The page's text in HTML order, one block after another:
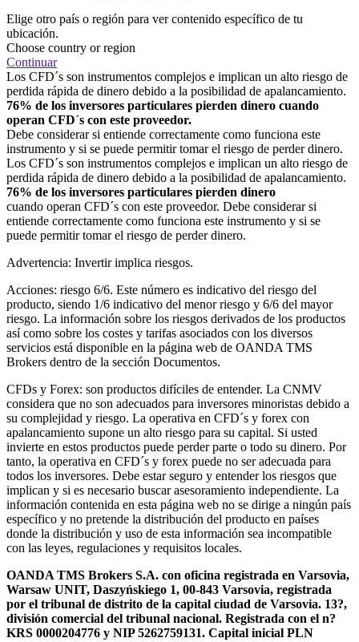
Elige otro país o región para ver contenido específico de tu
ubicación.
Choose country or region
Continuar
Los CFD´s son instrumentos complejos e implican un alto riesgo de
perdida rápida de dinero debido a la posibilidad de apalancamiento.
76% de los inversores particulares pierden dinero cuando
operan CFD´s con este proveedor.
Debe considerar si entiende correctamente como funciona este
instrumento y si se puede permitir tomar el riesgo de perder dinero.
Los CFD´s son instrumentos complejos e implican un alto riesgo de
perdida rápida de dinero debido a la posibilidad de apalancamiento.
76% de los inversores particulares pierden dinero
cuando operan CFD´s con este proveedor. Debe considerar si
entiende correctamente como funciona este instrumento y si se
puede permitir tomar el riesgo de perder dinero.
Advertencia: Invertir implica riesgos.
Acciones: riesgo 6/6. Este número es indicativo del riesgo del
producto, siendo 1/6 indicativo del menor riesgo y 6/6 del mayor
riesgo. La información sobre los riesgos derivados de los productos
así como sobre los costes y tarifas asociados con los diversos
servicios está disponible en la página web de OANDA TMS
Brokers dentro de la sección Documentos.
CFDs y Forex: son productos difíciles de entender. La CNMV
considera que no son adecuados para inversores minoristas debido a
su complejidad y riesgo. La operativa en CFD´s y forex con
apalancamiento supone un alto riesgo para su capital. Si usted
invierte en estos productos puede perder parte o todo su dinero. Por
tanto, la operativa en CFD´s y forex puede no ser adecuada para
todos los inversores. Debe estar seguro y entender los riesgos que
implican y si es necesario buscar asesoramiento independiente. La
información contenida en esta página web no se dirige a ningún país
específico y no pretende la distribución del producto en países
donde la distribución y uso de esta información sea incompatible
con las leyes, regulaciones y requisitos locales.
OANDA TMS Brokers S.A. con oficina registrada en Varsovia,
Warsaw UNIT, Daszyńskiego 1, 00-843 Varsovia, registrada
por el tribunal de distrito de la capital ciudad de Varsovia. 13?,
división comercial del tribunal nacional. Registrada con el n?
KRS 0000204776 y NIP 5262759131. Capital inicial PLN